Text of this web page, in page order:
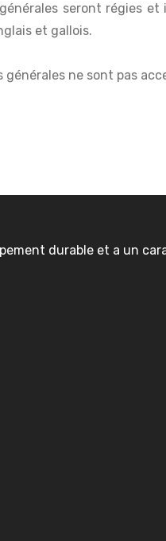
seront régies
et gallois.
générales ne sont pas
durable et a un